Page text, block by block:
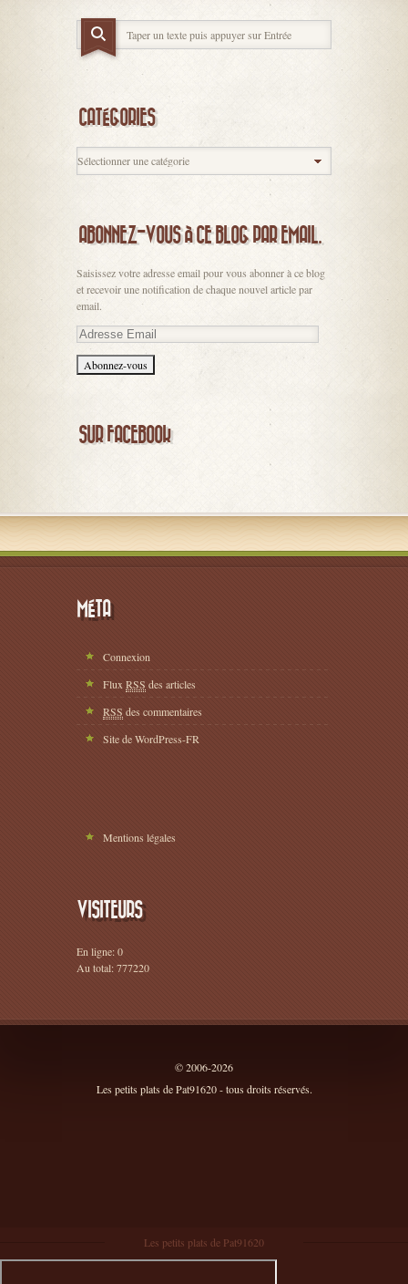
CATÉGORIES
ABONNEZ-VOUS À CE BLOG PAR EMAIL.
Saisissez votre adresse email pour vous abonner à ce blog
et recevoir une notification de chaque nouvel article par
email.
Adresse
Email
SUR FACEBOOK
MÉTA
Connexion
Flux RSS des articles
RSS des commentaires
Site de WordPress-FR
Mentions légales
VISITEURS
En ligne: 0
Au total: 777220
© 2006-2026
Les petits plats de Pat91620 - tous droits réservés.
Les petits plats de Pat91620